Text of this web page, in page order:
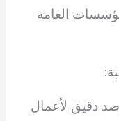
العامة
دقيق لأعمال